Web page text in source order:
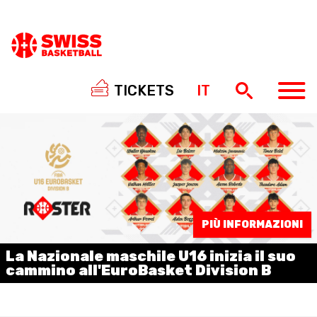
TICKETS IT
NATIONAL TEAMS
CENTRE NATIONAL
NATIONAL COMPETITIONS
PIÙ INFORMAZIONI
La Nazionale maschile U16 inizia il suo
cammino all'EuroBasket Division B